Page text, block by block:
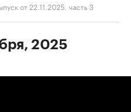
от 22.11.2025, часть 3
2025